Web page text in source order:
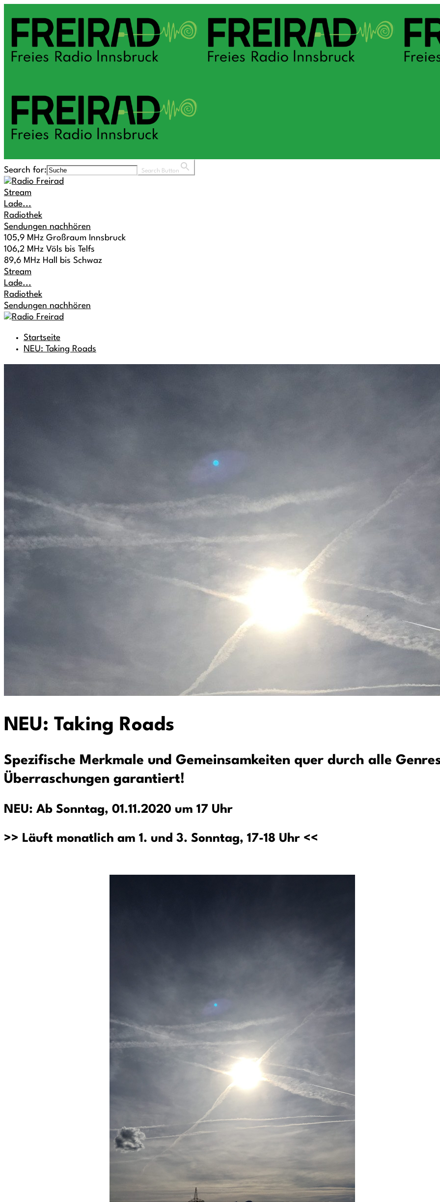
Search for: Search Button
Stream
Lade...
Radiothek
Sendungen nachhören
105,9 MHz Großraum Innsbruck
106,2 MHz Völs bis Telfs
89,6 MHz Hall bis Schwaz
Stream
Lade...
Radiothek
Sendungen nachhören
Startseite
NEU: Taking Roads
NEU: Taking Roads
Spezifische Merkmale und Gemeinsamkeiten quer durch alle
Überraschungen garantiert!
NEU: Ab Sonntag, 01.11.2020 um 17 Uhr
>> Läuft monatlich am 1. und 3. Sonntag, 17-18 Uhr <<